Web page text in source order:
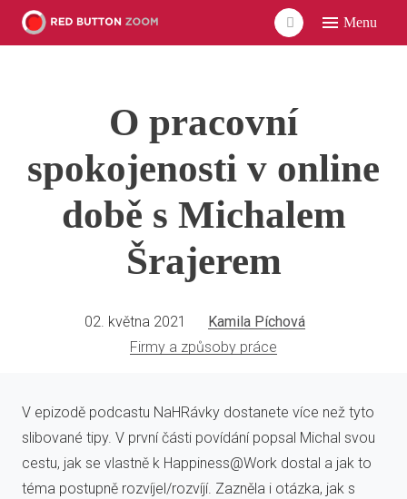
Menu
O pracovní
spokojenosti v online
době s Michalem
Šrajerem
02. května 2021
Kamila Píchová
Firmy a způsoby práce
V epizodě podcastu NaHRávky dostanete více než tyto
slibované tipy. V první části povídání popsal Michal svou
cestu, jak se vlastně k Happiness@Work dostal a jak to
téma postupně rozvíjel/rozvíjí. Zazněla i otázka, jak s